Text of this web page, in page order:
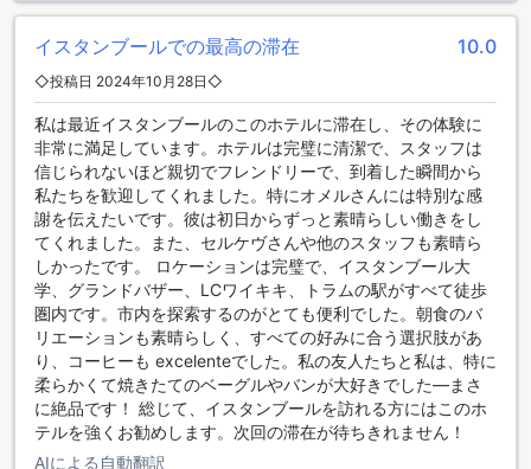
り、3つのシングルベッドがあり、グループ旅行にも対応して
います。また、スーペリアルームは26平方メートルで、2つの
シングルベッドまたは1つのダブルベッドを選択でき、より
広々とした空間を求める方におすすめです。アトリウムビュ
ーの基本シングルルームは16平方メートルで、静かな環境を
楽しむことができます。
アゴダでザ・ホテル・ベヤズサライ・オールドシティの客室
を予約することで、最良の価格で宿泊することができ、手間
のかからないスムーズな予約体験を提供します。豊富な選択
肢から自分にぴったりの部屋を見つけ、イスタンブールの魅
力を存分に楽しんでください。
ベヤズット：イスタンブールの歴史と文化が交差する場所
ベヤズットは、イスタンブールの心臓部に位置する歴史的な
地区で、古代の魅力と現代の活気が融合した場所です。この
エリアは、オスマン帝国時代の名残を色濃く残しており、壮
大なモスクや古いバザールが立ち並び、訪れる人々に歴史的
な雰囲気を提供します。特に、ベヤズット・モスクはその美
しい建築と静寂な庭園で知られ、多くの観光客が訪れるスポ
イスタンブールでの最高の滞在 10.0
◇投稿日 2024年10月28日◇
私は最近イスタンブールのこのホテルに滞在し、その体験に
非常に満足しています。ホテルは完璧に清潔で、スタッフは
信じられないほど親切でフレンドリーで、到着した瞬間から
私たちを歓迎してくれました。特にオメルさんには特別な感
謝を伝えたいです。彼は初日からずっと素晴らしい働きをし
てくれました。また、セルケヴさんや他のスタッフも素晴ら
しかったです。 ロケーションは完璧で、イスタンブール大
学、グランドバザー、LCワイキキ、トラムの駅がすべて徒歩
圏内です。市内を探索するのがとても便利でした。朝食のバ
リエーションも素晴らしく、すべての好みに合う選択肢があ
り、コーヒーも excelenteでした。私の友人たちと私は、特に
柔らかくて焼きたてのベーグルやバンが大好きでした—まさ
に絶品です！ 総じて、イスタンブールを訪れる方にはこのホ
テルを強くお勧めします。次回の滞在が待ちきれません！
AIによる自動翻訳